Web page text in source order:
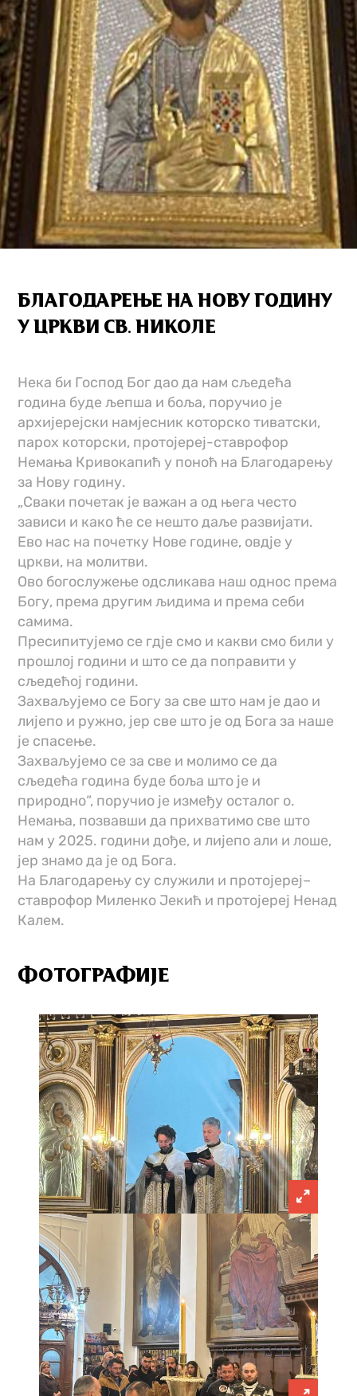
БЛАГОДАРЕЊЕ НА НОВУ ГОДИНУ
У ЦРКВИ СВ. НИКОЛЕ
Нека би Господ Бог дао да нам сљедећа
година буде љепша и боља, поручио је
архијерејски намјесник которско тиватски,
парох которски, протојереј-ставрофор
Немања Кривокапић у поноћ на Благодарењу
за Нову годину.
„Сваки почетак је важан а од њега често
зависи и како ће се нешто даље развијати.
Ево нас на почетку Нове године, овдје у
цркви, на молитви.
Ово богослужење одсликава наш однос према
Богу, према другим љидима и према себи
самима.
Пресипитујемо се гдје смо и какви смо били у
прошлој години и што се да поправити у
сљедећој години.
Захваљујемо се Богу за све што нам је дао и
лијепо и ружно, јер све што је од Бога за наше
је спасење.
Захваљујемо се за све и молимо се да
сљедећа година буде боља што је и
природно“, поручио је између осталог о.
Немања, позвавши да прихватимо све што
нам у 2025. години дође, и лијепо али и лоше,
јер знамо да је од Бога.
На Благодарењу су служили и протојереј–
ставрофор Миленко Јекић и протојереј Ненад
Калем.
ФОТОГРАФИЈЕ